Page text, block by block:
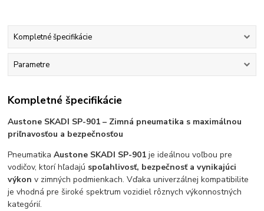
Kompletné špecifikácie
Parametre
Kompletné špecifikácie
Austone SKADI SP-901 – Zimná pneumatika s maximálnou
priľnavosťou a bezpečnosťou
PneumatikaAustone SKADI SP-901 je ideálnou voľbou pre
vodičov, ktorí hľadajú spoľahlivosť, bezpečnosť a vynikajúci
výkon v zimných podmienkach. Vďaka univerzálnej kompatibilite
je vhodná pre široké spektrum vozidiel rôznych výkonnostných
kategórií.